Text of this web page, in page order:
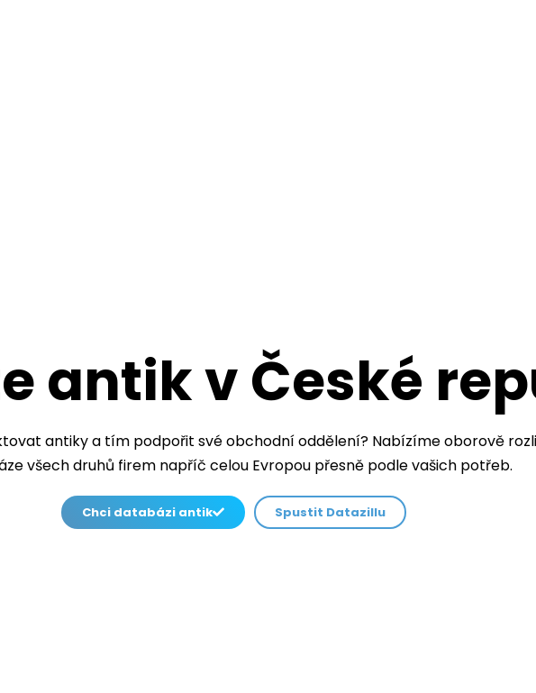
antik v České
antiky a tím podpořit své obchodní oddělení? Nabízíme oborově
všech druhů firem napříč celou Evropou přesně podle vašich potřeb.
Chci databázi antik Spustit Datazillu